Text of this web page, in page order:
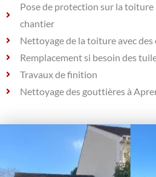
Pose de protection sur la toiture
chantier
Nettoyage de la toiture avec
Remplacement si besoin des
Travaux de finition
Nettoyage des gouttières à